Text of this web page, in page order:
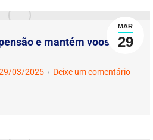
MAR
29
e mantém voos
03/2025 Deixe um comentário